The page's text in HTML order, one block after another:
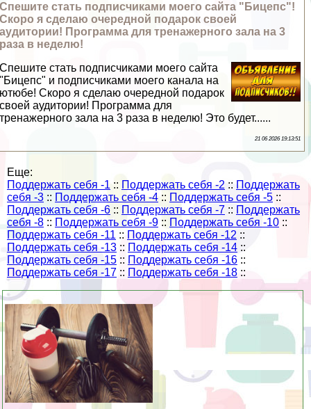
Спешите стать подписчиками моего сайта "Бицепс"!
Скоро я сделаю очередной подарок своей
аудитории! Программа для тренажерного зала на 3
раза в неделю!
Спешите стать подписчиками моего сайта
"Бицепс" и подписчиками моего канала на
ютюбе! Скоро я сделаю очередной подарок
своей аудитории! Программа для
тренажерного зала на 3 раза в неделю! Это будет......
21 06 2026 19:13:51
Еще:
Поддержать себя -1 :: Поддержать себя -2 :: Поддержать
себя -3 :: Поддержать себя -4 :: Поддержать себя -5 ::
Поддержать себя -6 :: Поддержать себя -7 :: Поддержать
себя -8 :: Поддержать себя -9 :: Поддержать себя -10 ::
Поддержать себя -11 :: Поддержать себя -12 ::
Поддержать себя -13 :: Поддержать себя -14 ::
Поддержать себя -15 :: Поддержать себя -16 ::
Поддержать себя -17 :: Поддержать себя -18 ::